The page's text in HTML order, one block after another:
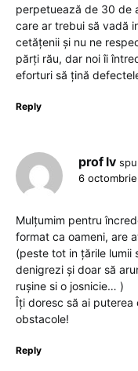
perpetuează de 30 de
care ar trebui să vadă
cetățenii și nu ne
părți rău, dar noi îi
eforturi să țină
Reply
prof lv
6
Mulțumim pentru
format ca oameni, are
(peste tot in țările lumii
denigrezi și doar să
rușine si o josnicie… )
Îți doresc să ai
obstacole!
Reply